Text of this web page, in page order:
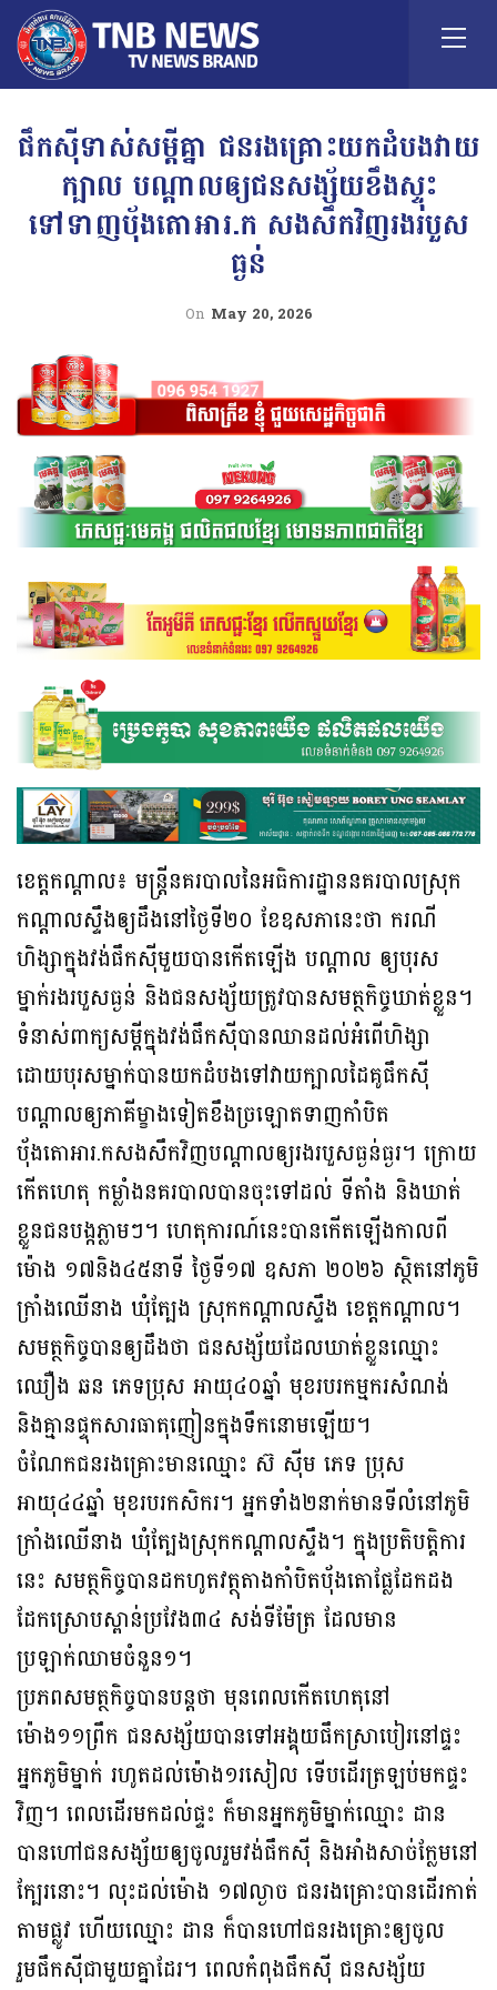
ផឹកស៊ីទាស់សម្ដីគ្នា ជនរងគ្រោះយកដំបងវាយ
ក្បាល បណ្ដាលឲ្យជនសង្ស័យខឹងស្ទុះ
ទៅទាញប៉័ងតោអារ.ក សងសឹកវិញរងរបួស
ធ្ងន់
On May 20, 2026
ខេត្តកណ្ដាល៖ មន្ត្រីនគរបាលនៃអធិការដ្ឋាននគរបាលស្រុក
កណ្ដាលស្ទឹងឲ្យដឹងនៅថ្ងៃទី២០ ខែឧសភានេះថា ករណី
ហិង្សាក្នុងវង់ផឹកស៊ីមួយបានកើតឡើង បណ្ដាល ឲ្យបុរស
ម្នាក់រងរបួសធ្ងន់ និងជនសង្ស័យត្រូវបានសមត្ថកិច្ចឃាត់ខ្លួន។
ទំនាស់ពាក្យសម្ដីក្នុងវង់ផឹកស៊ីបានឈានដល់អំពើហិង្សា
ដោយបុរសម្នាក់បានយកដំបងទៅវាយក្បាលដៃគូផឹកស៊ី
បណ្ដាលឲ្យភាគីម្ខាងទៀតខឹងច្រឡោតទាញកាំបិត
ប៉័ងតោអារ.កសងសឹកវិញបណ្ដាលឲ្យរងរបួសធ្ងន់ធ្ងរ។ ក្រោយ
កើតហេតុ កម្លាំងនគរបាលបានចុះទៅដល់ ទីតាំង និងឃាត់
ខ្លួនជនបង្កភ្លាមៗ។ ហេតុការណ៍នេះបានកើតឡើងកាលពី
ម៉ោង ១៧និង៤៥នាទី ថ្ងៃទី១៧ ឧសភា ២០២៦ ស្ថិតនៅភូមិ
ក្រាំងឈើនាង ឃុំត្បែង ស្រុកកណ្ដាលស្ទឹង ខេត្តកណ្ដាល។
សមត្ថកិច្ចបានឲ្យដឹងថា ជនសង្ស័យដែលឃាត់ខ្លួនឈ្មោះ
ឈឿង ឆន ភេទប្រុស អាយុ៤០ឆ្នាំ មុខរបរកម្មករសំណង់
និងគ្មានផ្ទុកសារធាតុញៀនក្នុងទឹកនោមឡើយ។
ចំណែកជនរងគ្រោះមានឈ្មោះ ស៊ ស៊ីម ភេទ ប្រុស
អាយុ៤៤ឆ្នាំ មុខរបរកសិករ។ អ្នកទាំង២នាក់មានទីលំនៅភូមិ
ក្រាំងឈើនាង ឃុំត្បែងស្រុកកណ្ដាលស្ទឹង។ ក្នុងប្រតិបត្តិការ
នេះ សមត្ថកិច្ចបានដកហូតវត្ថុតាងកាំបិតប៉័ងតោផ្លែដែកដង
ដែកស្រោបស្ពាន់ប្រវែង៣៤ សង់ទីម៉ែត្រ ដែលមាន
ប្រឡាក់ឈាមចំនួន១។
ប្រភពសមត្ថកិច្ចបានបន្តថា មុនពេលកើតហេតុនៅ
ម៉ោង១១ព្រឹក ជនសង្ស័យបានទៅអង្គុយផឹកស្រាបៀរនៅផ្ទះ
អ្នកភូមិម្នាក់ រហូតដល់ម៉ោង១រសៀល ទើបដើរត្រឡប់មកផ្ទះ
វិញ។ ពេលដើរមកដល់ផ្ទះ ក៏មានអ្នកភូមិម្នាក់ឈ្មោះ ដាន
បានហៅជនសង្ស័យឲ្យចូលរួមវង់ផឹកស៊ី និងអាំងសាច់ក្លែមនៅ
ក្បែរនោះ។ លុះដល់ម៉ោង ១៧ល្ងាច ជនរងគ្រោះបានដើរកាត់
តាមផ្លូវ ហើយឈ្មោះ ដាន ក៏បានហៅជនរងគ្រោះឲ្យចូល
រួមផឹកស៊ីជាមួយគ្នាដែរ។ ពេលកំពុងផឹកស៊ី ជនសង្ស័យ